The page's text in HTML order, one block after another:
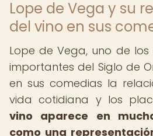
Lope de Vega y su
del vino en sus
Lope de Vega, uno de
importantes del Siglo de
en sus comedias la
vida cotidiana y los
vino aparece en
como una